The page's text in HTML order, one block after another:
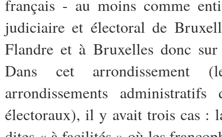
français - au moins comme
judiciaire et électoral de
Flandre et à Bruxelles donc
Dans cet arrondissement
arrondissements
électoraux), il y avait trois cas :